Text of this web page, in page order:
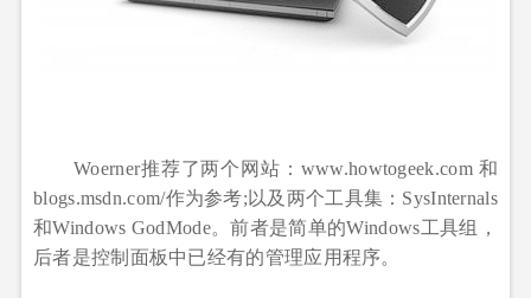
Woerner推荐了两个网站：www.howtogeek.com 和
blogs.msdn.com/作为参考;以及两个工具集：SysInternals
和Windows GodMode。前者是简单的Windows工具组，
后者是控制面板中已经有的管理应用程序。